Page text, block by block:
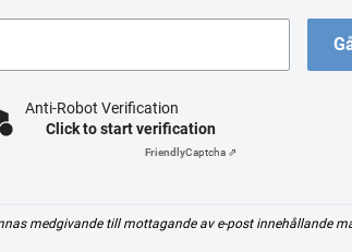
Anti-Robot Verification
Click to start verification
FriendlyCaptcha ⇗
medgivande till mottagande av e-post innehållande